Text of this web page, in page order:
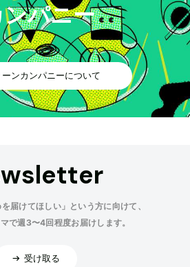
パニー
ーンカンパニーについて
を届けてほしい」という方に向けて、
で週3〜4回程度お届けします。
受け取る